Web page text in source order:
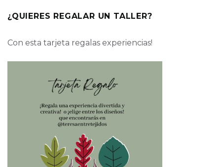
¿QUIERES REGALAR UN TALLER?
Con esta tarjeta regalas experiencias!